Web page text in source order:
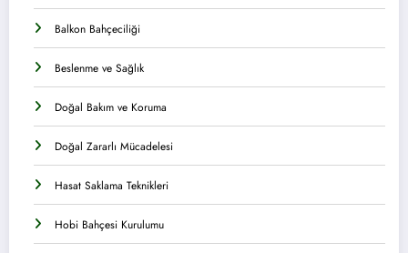
Balkon Bahçeciliği
Beslenme ve Sağlık
Doğal Bakım ve Koruma
Doğal Zararlı Mücadelesi
Hasat Saklama Teknikleri
Hobi Bahçesi Kurulumu